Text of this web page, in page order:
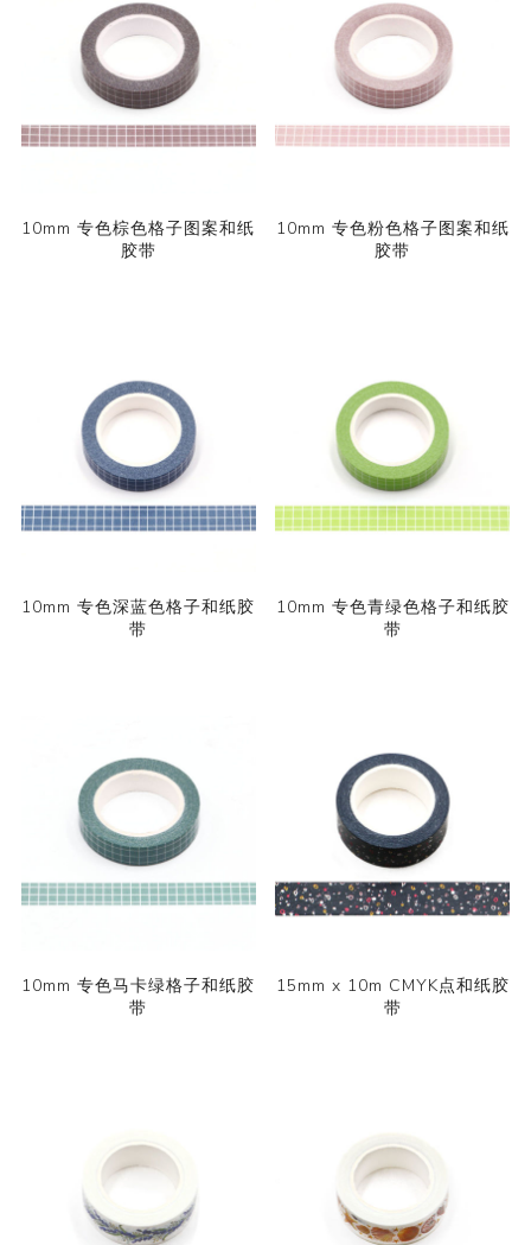
10mm 专色棕色格子图案和纸
胶带
10mm 专色粉色格子图案和纸
胶带
10mm 专色深蓝色格子和纸胶
带
10mm 专色青绿色格子和纸胶
带
10mm 专色马卡绿格子和纸胶
带
15mm x 10m CMYK点和纸胶
带